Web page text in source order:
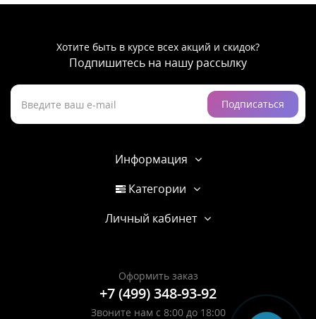
Хотите быть в курсе всех акций и скидок?
Подпишитесь на нашу рассылку
Подписаться
Информация
Категории
Личный кабинет
Оформить заказ
+7 (499) 348-93-92
Звоните нам с 8:00 до 18:00